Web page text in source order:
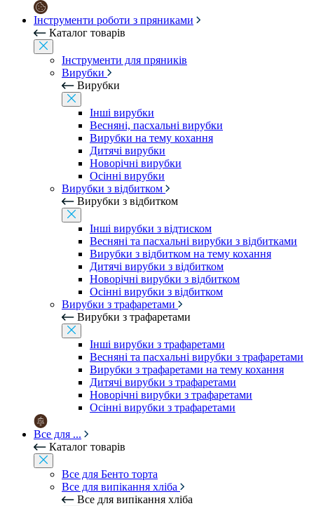
Інструменти роботи з пряниками
Каталог товарів
Інструменти для пряників
Вирубки
Вирубки
Інші вирубки
Весняні, пасхальні вирубки
Вирубки на тему кохання
Дитячі вирубки
Новорічні вирубки
Осінні вирубки
Вирубки з відбитком
Вирубки з відбитком
Інші вирубки з відтиском
Весняні та пасхальні вирубки з відбитками
Вирубки з відбитком на тему кохання
Дитячі вирубки з відбитком
Новорічні вирубки з відбитком
Осінні вирубки з відбитком
Вирубки з трафаретами
Вирубки з трафаретами
Інші вирубки з трафаретами
Весняні та пасхальні вирубки з трафаретами
Вирубки з трафаретами на тему кохання
Дитячі вирубки з трафаретами
Новорічні вирубки з трафаретами
Осінні вирубки з трафаретами
Все для ...
Каталог товарів
Все для Бенто торта
Все для випікання хліба
Все для випікання хліба